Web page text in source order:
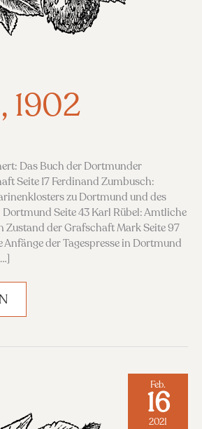
1902
Das Buch der Dortmunder
Seite 17 Ferdinand Zumbusch:
zu Dortmund und des
Seite 43 Karl Rübel: Amtliche
Zustand der Grafschaft Mark Seite 97
der Tagespresse in Dortmund
Feb.
16
2021